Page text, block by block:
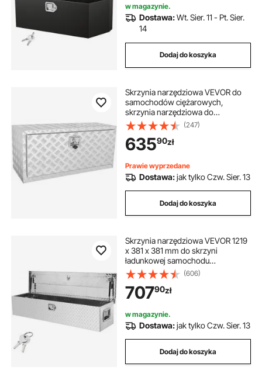
włóknina ogrodowa zjeżdżalnia ogrodowa
ścianka ogrodowa
donica ogrodowa do warzyw
doniczka ogrodowa
w magazynie.
Dostawa:Wt. Sier. 11 - Pt. Sier.
14
Dodaj do koszyka
Skrzynia narzędziowa VEVOR do
samochodów ciężarowych,
skrzynia narzędziowa do
przyczepy, 914x430x460 mm,
skrzynia narzędziowa z
aluminiowej płyty diamentowej z
zamkiem i kluczami, wodoodporna
skrzynia narzędziowa do
przyczepy
(247)
63590zł
Prawie wyprzedane
Dostawa:jak tylko Czw. Sier. 13
Dodaj do koszyka
Skrzynia narzędziowa VEVOR 1219
x 381 x 381 mm do skrzyni
ładunkowej samochodu
ciężarowego, zamykana, 177 l,
skrzynia narzędziowa,
przechowywanie, ładowność 50
kg, organizer do skrzynek
narzędziowych do kamperów,
samochodów osobowych itp.
(606)
70790zł
w magazynie.
Dostawa:jak tylko Czw. Sier. 13
Dodaj do koszyka